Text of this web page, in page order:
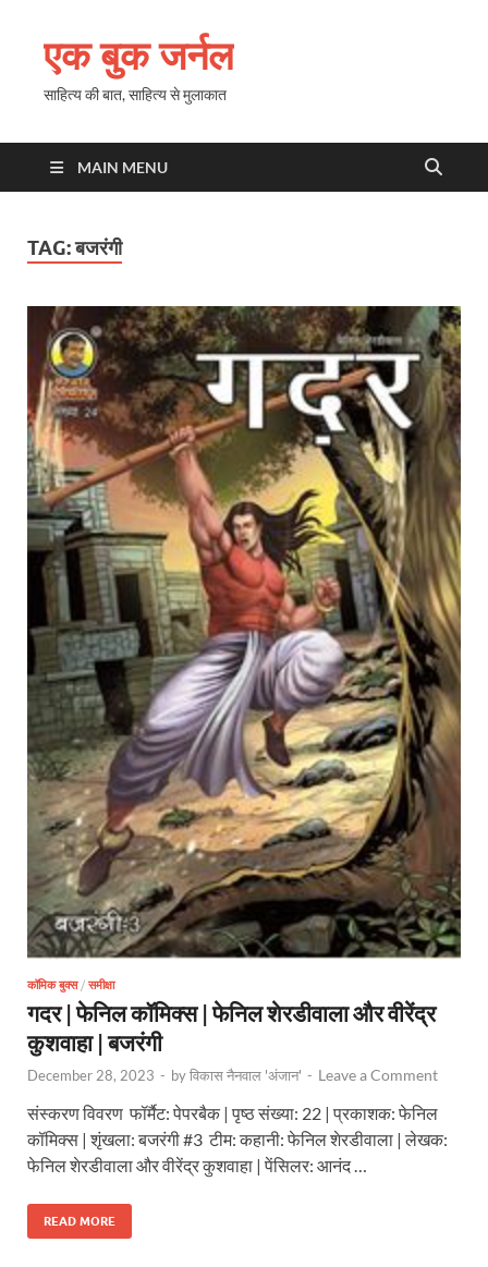
एक बुक जर्नल
साहित्य की बात, साहित्य से मुलाकात
MAIN MENU
TAG:बजरंगी
कॉमिक बुक्स/ समीक्षा
गदर | फेनिल कॉमिक्स | फेनिल शेरडीवाला और वीरेंद्र
कुशवाहा | बजरंगी
December 28, 2023 - byविकास नैनवाल 'अंजान' - Leave a Comment
संस्करण विवरण फॉर्मैट: पेपरबैक | पृष्ठ संख्या: 22 | प्रकाशक: फेनिल
कॉमिक्स | शृंखला: बजरंगी #3 टीम: कहानी: फेनिल शेरडीवाला | लेखक:
फेनिल शेरडीवाला और वीरेंद्र कुशवाहा | पेंसिलर: आनंद …
READ MORE